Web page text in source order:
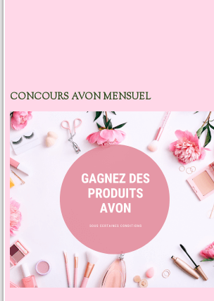
CONCOURS AVON MENSUEL